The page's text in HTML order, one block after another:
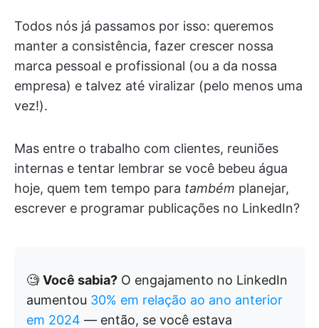
Todos nós já passamos por isso: queremos
manter a consistência, fazer crescer nossa
marca pessoal e profissional (ou a da nossa
empresa) e talvez até viralizar (pelo menos uma
vez!).
Mas entre o trabalho com clientes, reuniões
internas e tentar lembrar se você bebeu água
hoje, quem tem tempo para também planejar,
escrever e programar publicações no LinkedIn?
🧐 Você sabia? O engajamento no LinkedIn
aumentou 30% em relação ao ano anterior
em 2024 — então, se você estava